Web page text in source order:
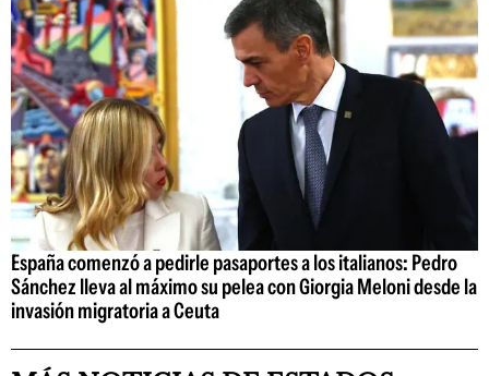
España comenzó a pedirle pasaportes a los italianos: Pedro
Sánchez lleva al máximo su pelea con Giorgia Meloni desde la
invasión migratoria a Ceuta